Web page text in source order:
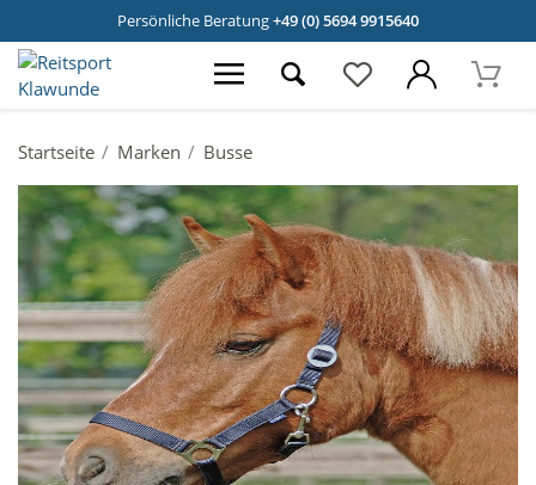
Persönliche Beratung+49 (0) 5694 9915640
Startseite Marken Busse